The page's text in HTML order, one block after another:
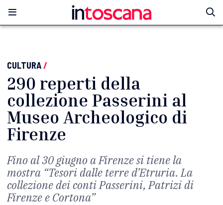
CULTURA/
290 reperti della
collezione Passerini al
Museo Archeologico di
Firenze
Fino al 30 giugno a Firenze si tiene la
mostra “Tesori dalle terre d’Etruria. La
collezione dei conti Passerini, Patrizi di
Firenze e Cortona”